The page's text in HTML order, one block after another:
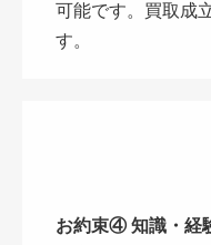
可能です。買取成
す。
お約束④ 知識・経